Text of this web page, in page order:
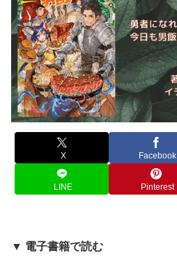
X Facebook
LINE Pinterest
▼ 電子書籍で読む